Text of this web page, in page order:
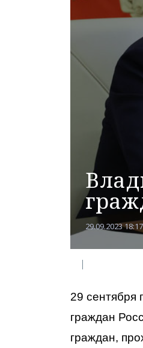
29.09.2023 18:17
29 сентября
граждан
граждан,